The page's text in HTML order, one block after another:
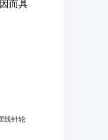
而具
线针轮